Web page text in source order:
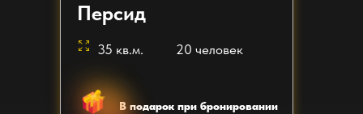
Персид
35 кв.м. 20 человек
В подарок при бронировании